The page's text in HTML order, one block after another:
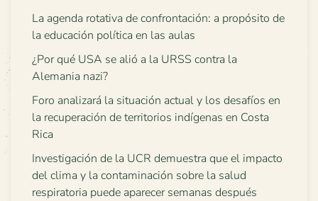
La agenda rotativa de confrontación: a propósito de
la educación política en las aulas
¿Por qué USA se alió a la URSS contra la
Alemania nazi?
Foro analizará la situación actual y los desafíos en
la recuperación de territorios indígenas en Costa
Rica
Investigación de la UCR demuestra que el impacto
del clima y la contaminación sobre la salud
respiratoria puede aparecer semanas después